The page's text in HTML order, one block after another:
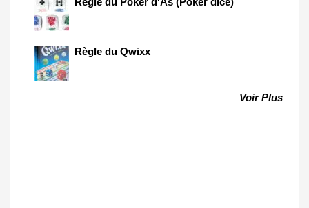
Règle du Qwixx
Voir Plus